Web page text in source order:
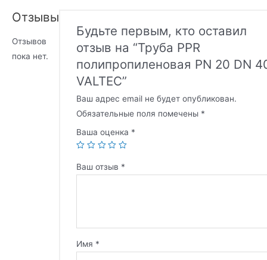
Отзывы
Отзывов
пока нет.
Будьте первым, кто оставил
отзыв на “Труба PPR
полипропиленовая PN 20 DN
VALTEC”
Ваш адрес email не будет опубликован.
Обязательные поля помечены *
Ваша оценка *
Ваш отзыв *
Имя *